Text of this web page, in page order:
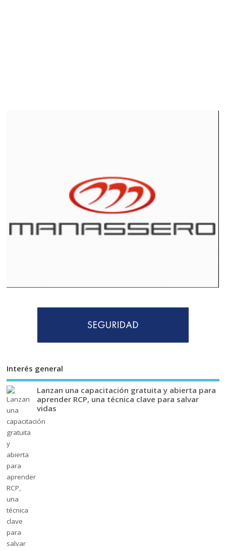
Interés general
Lanzan una capacitación gratuita y abierta para
aprender RCP, una técnica clave para salvar
vidas